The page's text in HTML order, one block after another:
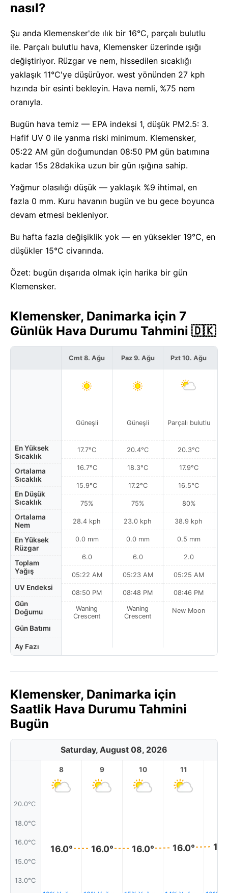
nasıl?
Şu anda Klemensker'de ılık bir 16°C, parçalı bulutlu
ile. Parçalı bulutlu hava, Klemensker üzerinde ışığı
değiştiriyor. Rüzgar ve nem, hissedilen sıcaklığı
yaklaşık 11°C'ye düşürüyor. west yönünden 27 kph
hızında bir esinti bekleyin. Hava nemli, %75 nem
oranıyla.
Bugün hava temiz — EPA indeksi 1, düşük PM2.5: 3.
Hafif UV 0 ile yanma riski minimum. Klemensker,
05:22 AM gün doğumundan 08:50 PM gün batımına
kadar 15s 28dakika uzun bir gün ışığına sahip.
Yağmur olasılığı düşük — yaklaşık %9 ihtimal, en
fazla 0 mm. Kuru havanın bugün ve bu gece boyunca
devam etmesi bekleniyor.
Bu hafta fazla değişiklik yok — en yüksekler 19°C, en
düşükler 15°C civarında.
Özet: bugün dışarıda olmak için harika bir gün
Klemensker.
Klemensker, Danimarka için 7
Günlük Hava Durumu Tahmini 🇩🇰
En Yüksek
Sıcaklık
Ortalama
Sıcaklık
En Düşük
Sıcaklık
Ortalama
Nem
En Yüksek
Rüzgar
Toplam
Yağış
UV Endeksi
Gün
Doğumu
Gün Batımı
Ay Fazı
Cmt 8. Ağu
Güneşli
17.7°C
16.7°C
15.9°C
75%
28.4 kph
0.0 mm
6.0
05:22 AM
08:50 PM
Waning
Crescent
Paz 9. Ağu
Güneşli
20.4°C
18.3°C
17.2°C
75%
23.0 kph
0.0 mm
6.0
05:23 AM
08:48 PM
Waning
Crescent
Pzt 10. Ağu
Parçalı bulutlu
20.3°C
17.9°C
16.5°C
80%
38.9 kph
0.5 mm
2.0
05:25 AM
08:46 PM
New Moon
Klemensker, Danimarka için
Saatlik Hava Durumu Tahmini
Bugün
Saturday, August 08, 2026
20.0°C
18.0°C
16.0°C
15.0°C
13.0°C
8
16.0°
9
16.0°
10
16.0°
11
16.0°